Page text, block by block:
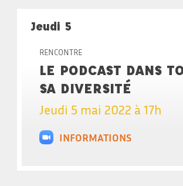
Jeudi 5
RENCONTRE
LE PODCAST DANS
SA DIVERSITÉ
Jeudi 5 mai 2022 à 17h
INFORMATIONS